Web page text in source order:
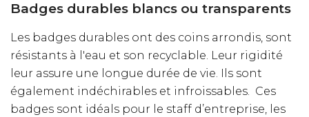
Badges durables blancs ou transparents
Les badges durables ont des coins arrondis, sont
résistants à l'eau et son recyclable. Leur rigidité
leur assure une longue durée de vie. Ils sont
également indéchirables et infroissables. Ces
badges sont idéals pour le staff d’entreprise, les